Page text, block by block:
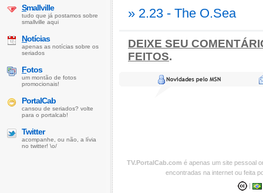
» 2.23 - The O.Sea
DEIXE SEU
FEITOS.
Smallville
tudo que já postamos sobre
smallville aqui
Notícias
apenas as notícias sobre os
seriados
Fotos
um montão de fotos
promocionais!
PortalCab
cansou de seriados? volte
para o portalcab!
Twitter
acompanhe, ou não, a lívia
no twitter! \o/
TV.PortalCab.com é apenas um site pessoal
encontradas na internet ou feita
|